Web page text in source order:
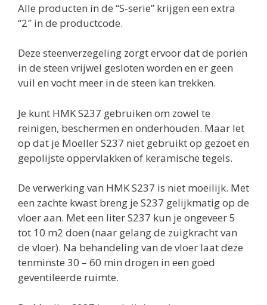
Alle producten in de “S-serie” krijgen een extra
“2″ in de productcode.
Deze steenverzegeling zorgt ervoor dat de poriën
in de steen vrijwel gesloten worden en er geen
vuil en vocht meer in de steen kan trekken.
Je kunt HMK S237 gebruiken om zowel te
reinigen, beschermen en onderhouden. Maar let
op dat je Moeller S237 niet gebruikt op gezoet en
gepolijste oppervlakken of keramische tegels.
De verwerking van HMK S237 is niet moeilijk. Met
een zachte kwast breng je S237 gelijkmatig op de
vloer aan. Met een liter S237 kun je ongeveer 5
tot 10 m2 doen (naar gelang de zuigkracht van
de vloer). Na behandeling van de vloer laat deze
tenminste 30 – 60 min drogen in een goed
geventileerde ruimte.